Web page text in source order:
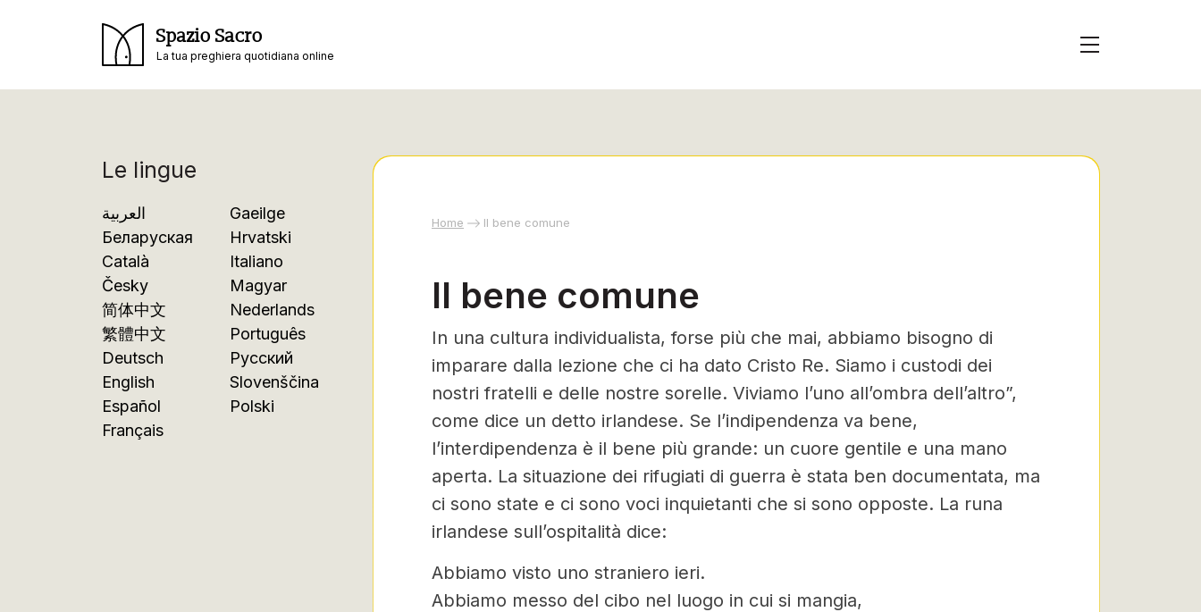
Spazio Sacro
La tua preghiera quotidiana online
Le lingue
العربية
Беларуская
Català
Česky
简体中文
繁體中文
Deutsch
English
Español
Français
Gaeilge
Hrvatski
Italiano
Magyar
Nederlands
Português
Русский
Slovenščina
Polski
Home Il bene comune
Il bene comune
In una cultura individualista, forse più che mai, abbiamo bisogno di
imparare dalla lezione che ci ha dato Cristo Re. Siamo i custodi dei
nostri fratelli e delle nostre sorelle. Viviamo l’uno all’ombra dell’altro”,
come dice un detto irlandese. Se l’indipendenza va bene,
l’interdipendenza è il bene più grande: un cuore gentile e una mano
aperta. La situazione dei rifugiati di guerra è stata ben documentata, ma
ci sono state e ci sono voci inquietanti che si sono opposte. La runa
irlandese sull’ospitalità dice:
Abbiamo visto uno straniero ieri.
Abbiamo messo del cibo nel luogo in cui si mangia,